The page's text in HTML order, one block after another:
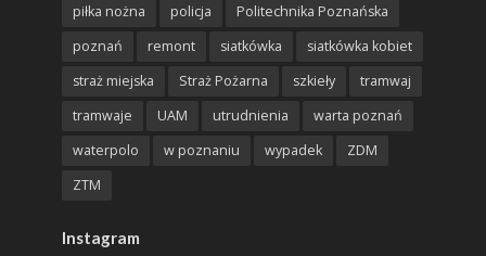
piłka nożna
policja
Politechnika Poznańska
poznań
remont siatkówka
siatkówka kobiet
straż miejska
Straż Pożarna szkieły
tramwaj
tramwaje
UAM utrudnienia
warta poznań
waterpolo
w poznaniu wypadek
ZDM
ZTM
Instagram